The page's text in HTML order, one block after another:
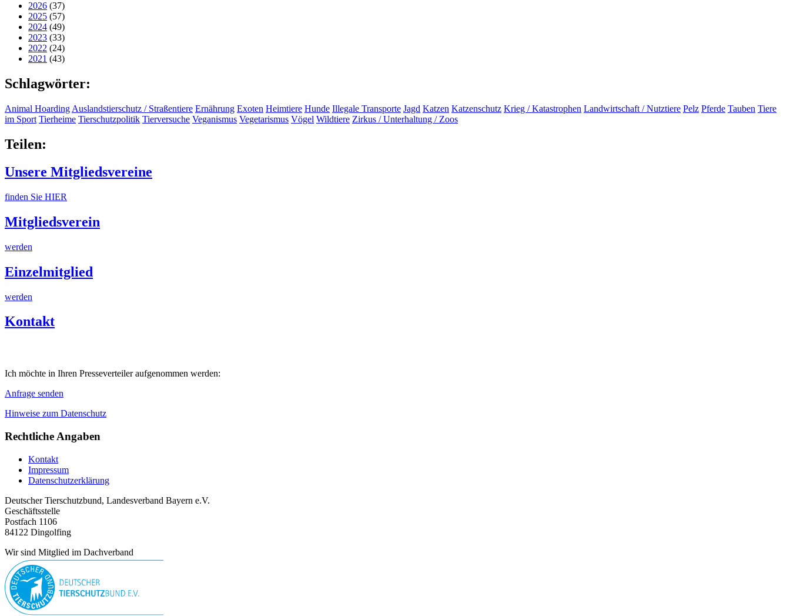
2026 (37)
2025 (57)
2024 (49)
2023 (33)
2022 (24)
2021 (43)
Schlagwörter:
Animal Hoarding Auslandstierschutz / Straßentiere Ernährung Exoten Heimtiere Hunde Illegale Transporte Jagd Katzen Katzenschutz Krieg / Katastrophen Landwirtschaft / Nutztiere Pelz Pferde Tauben Tiere
im Sport Tierheime Tierschutzpolitik Tierversuche Veganismus Vegetarismus Vögel Wildtiere Zirkus / Unterhaltung / Zoos
Teilen:
Unsere Mitgliedsvereine
finden Sie HIER
Mitgliedsverein
werden
Einzelmitglied
werden
Kontakt
Ich möchte in Ihren Presseverteiler aufgenommen werden:
Anfrage senden
Hinweise zum Datenschutz
Rechtliche Angaben
Kontakt
Impressum
Datenschutzerklärung
Deutscher Tierschutzbund, Landesverband Bayern e.V.
Geschäftsstelle
Postfach 1106
84122 Dingolfing
Wir sind Mitglied im Dachverband